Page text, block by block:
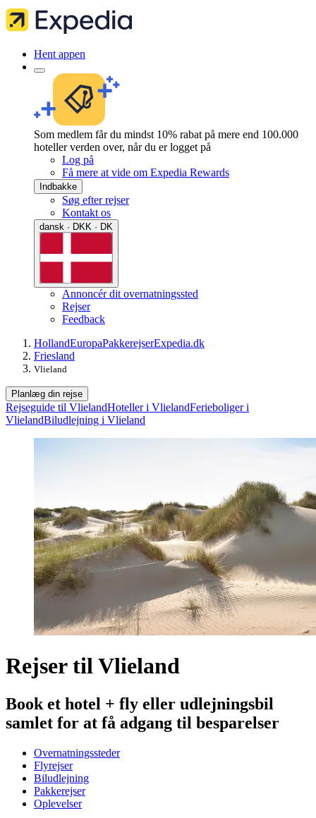
Hent appen
Som medlem får du mindst 10% rabat på mere end 100.000
hoteller verden over, når du er logget på
Log på
Få mere at vide om Expedia Rewards
Indbakke
Søg efter rejser
Kontakt os
dansk · DKK · DK
Annoncér dit overnatningssted
Rejser
Feedback
HollandEuropaPakkerejserExpedia.dk
Friesland
Vlieland
Planlæg din rejse
Rejseguide til VlielandHoteller i VlielandFerieboliger i
VlielandBiludlejning i Vlieland
Rejser til Vlieland
Book et hotel + fly eller udlejningsbil
samlet for at få adgang til besparelser
Overnatningssteder
Flyrejser
Biludlejning
Pakkerejser
Oplevelser